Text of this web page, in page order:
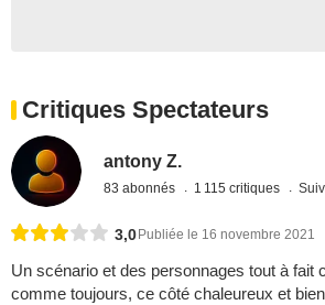
Critiques Spectateurs
antony Z.
83 abonnés 1 115 critiques
3,0Publiée le 16 novembre 2021
Un scénario et des personnages tout à fait
comme toujours, ce côté chaleureux et